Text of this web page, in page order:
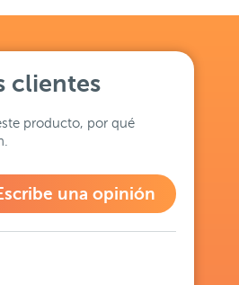
clientes
producto, por qué
una opinión